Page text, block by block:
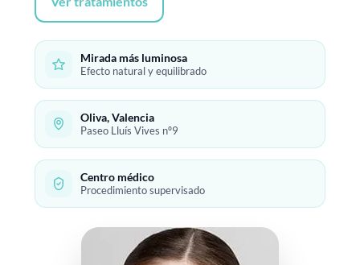
Mirada más luminosa
Efecto natural y equilibrado
Oliva, Valencia
Paseo Lluís Vives nº9
Centro médico
Procedimiento supervisado